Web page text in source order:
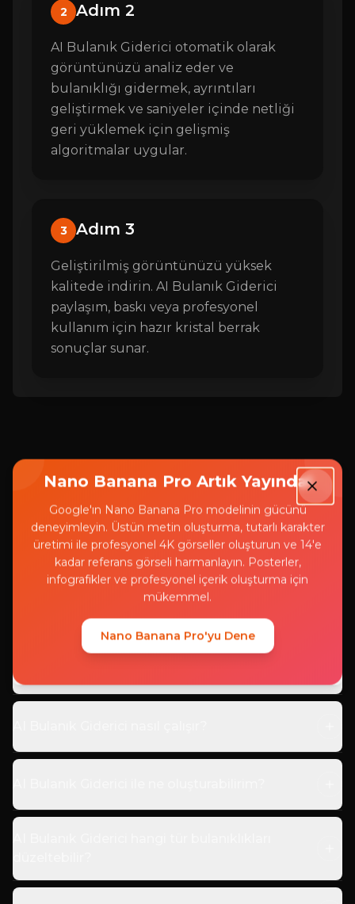
2 Adım 2
AI Bulanık Giderici otomatik olarak
görüntünüzü analiz eder ve
bulanıklığı gidermek, ayrıntıları
geliştirmek ve saniyeler içinde netliği
geri yüklemek için gelişmiş
algoritmalar uygular.
3 Adım 3
Geliştirilmiş görüntünüzü yüksek
kalitede indirin. AI Bulanık Giderici
paylaşım, baskı veya profesyonel
kullanım için hazır kristal berrak
sonuçlar sunar.
AI Bulanık Giderici Hakkında
AI Bulanık Giderici hakkında yaygın sorular
Nano Banana Pro Artık Yayında!
Google'ın Nano Banana Pro modelinin gücünü
deneyimleyin. Üstün metin oluşturma, tutarlı karakter
üretimi ile profesyonel 4K görseller oluşturun ve 14'e
kadar referans görseli harmanlayın. Posterler,
infografikler ve profesyonel içerik oluşturma için
mükemmel.
Nano Banana Pro'yu Dene